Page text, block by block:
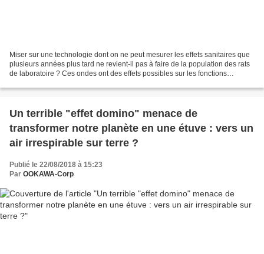
Miser sur une technologie dont on ne peut mesurer les effets sanitaires que
plusieurs années plus tard ne revient-il pas à faire de la population des rats
de laboratoire ? Ces ondes ont des effets possibles sur les fonctions
Un terrible "effet domino" menace de
transformer notre planète en une étuve : vers un
air irrespirable sur terre ?
Publié le 22/08/2018 à 15:23
Par OOKAWA-Corp